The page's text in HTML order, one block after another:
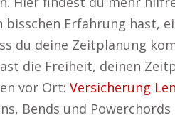
Erfahrung hast,
du deine Zeitplanung
die Freiheit, deinen
vor Ort: Versicherung
Bends und